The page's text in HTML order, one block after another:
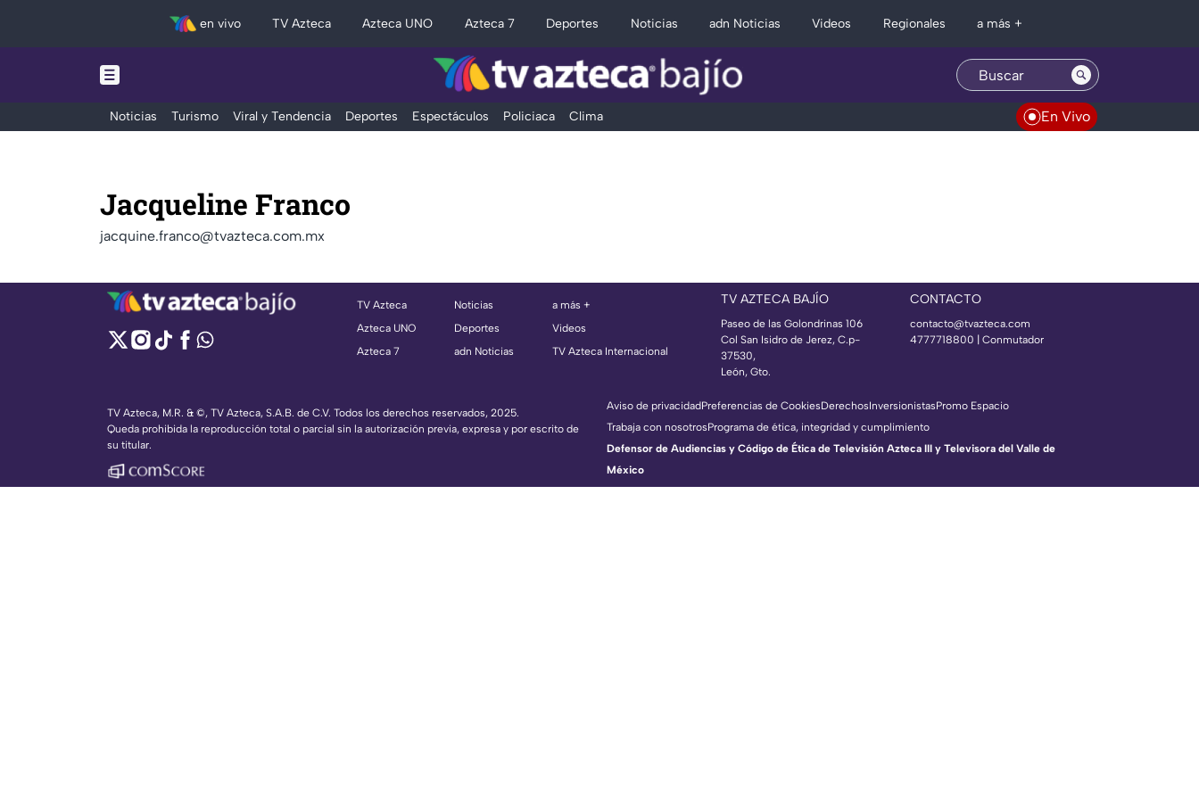
en vivo TV Azteca Azteca UNO Azteca 7 Deportes Noticias adn Noticias Videos Regionales a más +
Noticias Turismo Viral y Tendencia Deportes Espectáculos Policiaca Clima En Vivo
Jacqueline Franco
jacquine.franco@tvazteca.com.mx
TV Azteca
Azteca UNO
Azteca 7
Noticias
Deportes
adn Noticias
a más +
Videos
TV Azteca Internacional
TV AZTECA BAJÍO
Paseo de las Golondrinas 106
Col San Isidro de Jerez, C.p-
37530,
León, Gto.
CONTACTO
contacto@tvazteca.com
4777718800 | Conmutador
TV Azteca, M.R. & ©, TV Azteca, S.A.B. de C.V. Todos los derechos reservados, 2025.
Queda prohibida la reproducción total o parcial sin la autorización previa, expresa y por escrito de
su titular.
Aviso de privacidadPreferencias de CookiesDerechosInversionistasPromo Espacio
Trabaja con nosotrosPrograma de ética, integridad y cumplimiento
Defensor de Audiencias y Código de Ética de Televisión Azteca III y Televisora del Valle de
México